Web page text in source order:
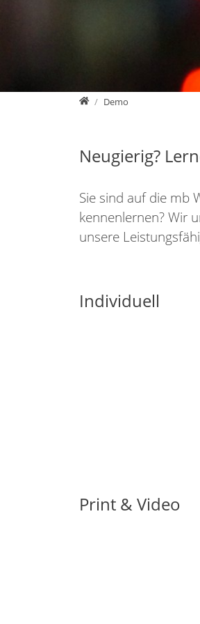
mb AEC Software GmbH
Demo
Neugierig?
Sie sind auf die mb
kennenlernen? Wir
unsere
Individuell
Print & Video